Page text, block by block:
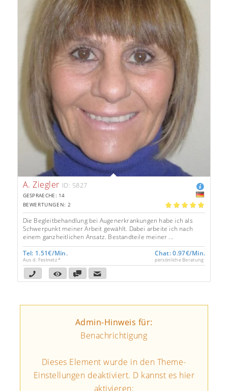
A. Ziegler ID: 5827
GESPRAECHE: 14
5.00
BEWERTUNGEN: 2
Die Begleitbehandlung bei Augenerkrankungen habe ich als
Schwerpunkt meiner Arbeit gewählt. Dabei arbeite ich nach
einem ganzheitlichen Ansatz. Bestandteile meiner ...
Tel: 1.51€/Min.
Aus d. Festnetz *
Chat: 0.97€/Min.
persönliche Beratung
Admin-Hinweis für:
Benachrichtigung
Dieses Element wurde in den Theme-
Einstellungen deaktiviert. D kannst es hier
aktivieren: